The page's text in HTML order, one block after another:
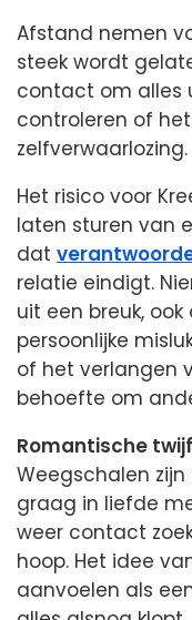
Afstand nemen
steek wordt
contact om alles
controleren of
zelfverwaarlozing.
Het risico voor
laten sturen van
dat
relatie eindigt.
uit een breuk,
persoonlijke
of het verlangen
behoefte om
Romantische
Weegschalen
graag in liefde
weer contact
hoop. Het idee
aanvoelen als